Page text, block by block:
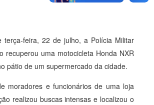
terça-feira, 22 de julho, a Polícia Militar
recuperou uma motocicleta Honda NXR
pátio de um supermercado da cidade.
moradores e funcionários de uma loja
realizou buscas intensas e localizou o